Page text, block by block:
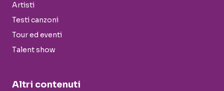
Artisti
Testi canzoni
Tour ed eventi
Talent show
Altri contenuti